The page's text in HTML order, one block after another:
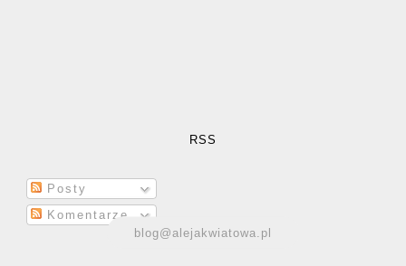
RSS
Posty
Komentarze
blog@alejakwiatowa.pl